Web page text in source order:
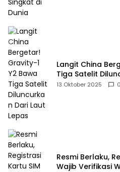
Langit China
Tiga Satelit
13 Oktober 2025 0
Resmi Berlaku,
Wajib Verifikasi